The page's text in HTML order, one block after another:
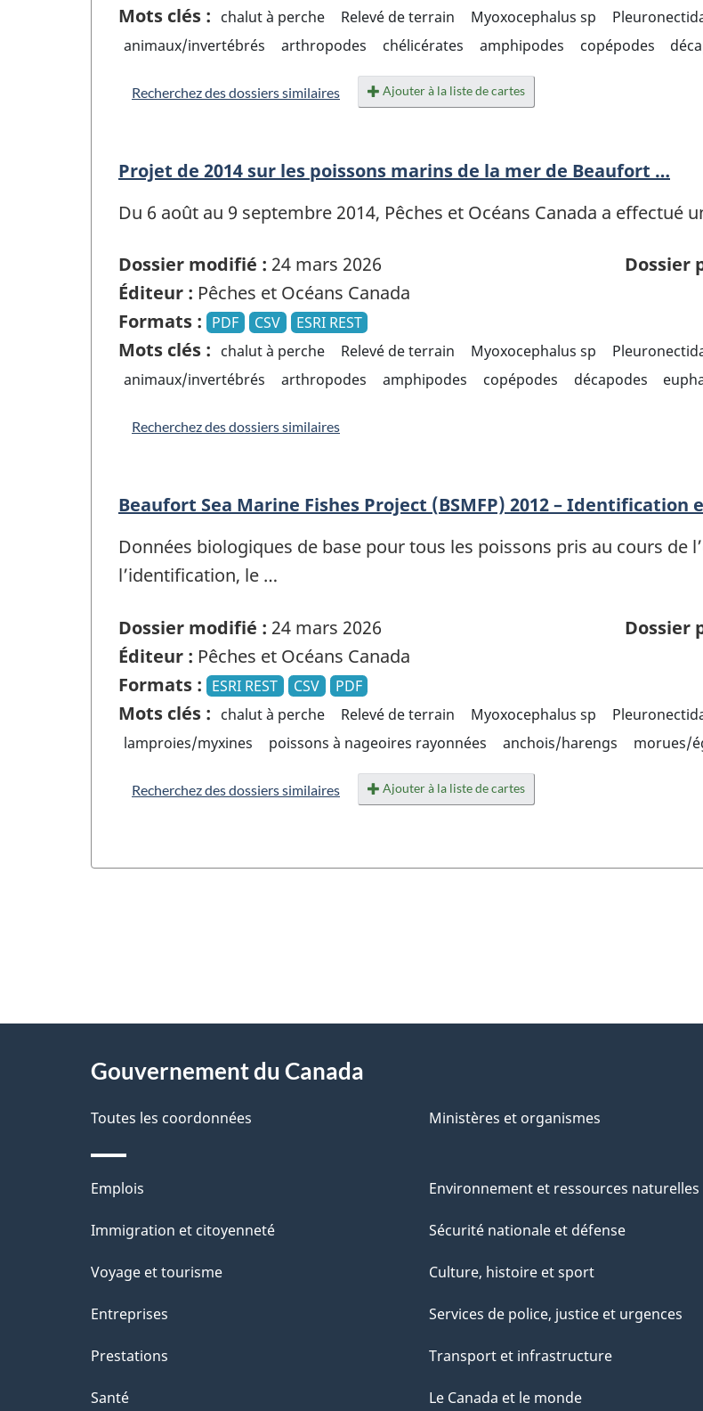
Mots clés : chalut à perche Relevé de terrain Myoxocephalus sp
animaux/invertébrés
arthropodes chélicérates amphipodes copépodes
Recherchez des dossiers similaires Ajouter à la liste de cartes
Projet de 2014 sur les poissons marins de la mer de Beaufort …
Du 6 août au 9 septembre 2014, Pêches et Océans Canada a
Dossier modifié : 24 mars 2026 Dossier
Éditeur : Pêches et Océans Canada
Formats : PDF CSV ESRI REST
Mots clés : chalut à perche Relevé de terrain Myoxocephalus sp
animaux/invertébrés
arthropodes amphipodes copépodes décapodes
Recherchez des dossiers similaires
Beaufort Sea Marine Fishes Project (BSMFP) 2012 – Identification
Données biologiques de base pour tous les poissons pris au cours de
l’identification, le …
Dossier modifié : 24 mars 2026 Dossier
Éditeur : Pêches et Océans Canada
Formats : ESRI REST CSV PDF
Mots clés : chalut à perche Relevé de terrain Myoxocephalus sp
lamproies/myxines
poissons à nageoires rayonnées anchois/harengs morues/
Recherchez des dossiers similaires Ajouter à la liste de cartes
D
é
t
a
i
l
d
e
l
p
a
Gouvernement du Canada
Toutes les coordonnées Ministères et organismes
Thèmes
et
Emplois
Immigration et citoyenneté
Voyage et tourisme
Entreprises
Prestations
Santé
Environnement et ressources naturelles
Sécurité nationale et défense
Culture, histoire et sport
Services de police, justice et urgences
Transport et infrastructure
Le Canada et le monde